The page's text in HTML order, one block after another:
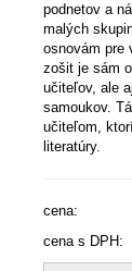
podnetov a
malých
osnovám pre
zošit je sám
učiteľov, ale
samoukov.
učiteľom,
literatúry.
cena:
cena s DPH: